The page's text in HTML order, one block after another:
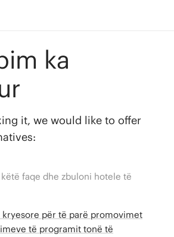
ka
it, we would like to offer
faqe dhe zbuloni hotele të
për të parë promovimet
të programit tonë të